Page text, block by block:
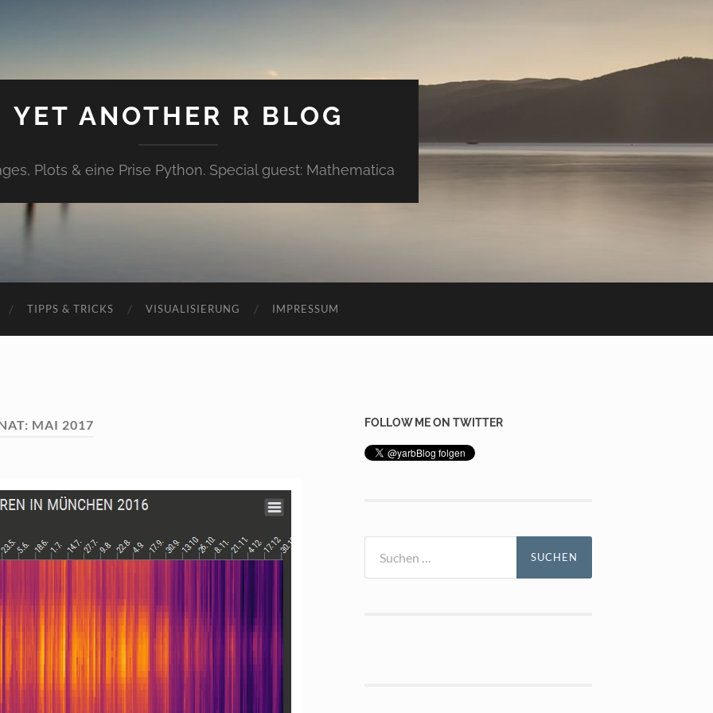
YET ANOTHER R BLOG
Plots & eine Prise Python. Special guest: Mathematica
TIPPS & TRICKS VISUALISIERUNG IMPRESSUM
MAI 2017 FOLLOW ME ON TWITTER
nach: